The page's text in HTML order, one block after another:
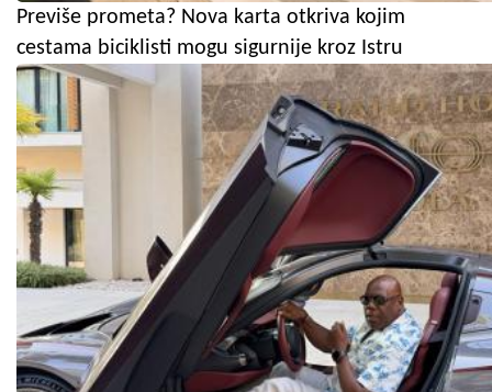
Previše prometa? Nova karta otkriva kojim
cestama biciklisti mogu sigurnije kroz Istru